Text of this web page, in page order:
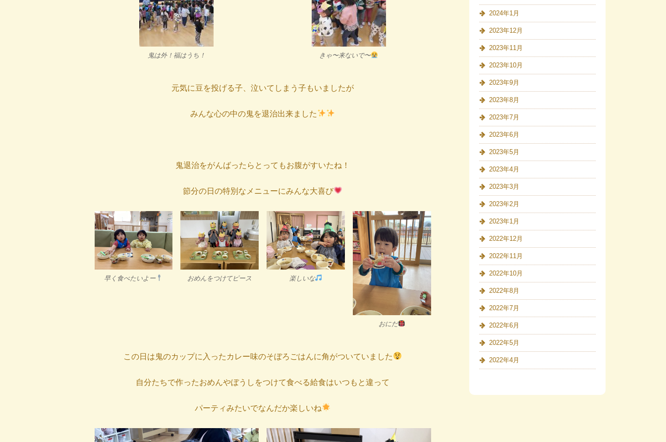
鬼は外！福はうち！ きゃ〜来ないで〜
元気に豆を投げる子、泣いてしまう子もいましたが
みんな心の中の鬼を退治出来ました
鬼退治をがんばったらとってもお腹がすいたね！
節分の日の特別なメニューにみんな大喜び
早く食べたいよー おめんをつけてピース 楽しいな
おにだ
この日は鬼のカップに入ったカレー味のそぼろごはんに角がついていました
自分たちで作ったおめんやぼうしをつけて食べる給食はいつもと違って
パーティみたいでなんだか楽しいね
2024年1月
2023年12月
2023年11月
2023年10月
2023年9月
2023年8月
2023年7月
2023年6月
2023年5月
2023年4月
2023年3月
2023年2月
2023年1月
2022年12月
2022年11月
2022年10月
2022年8月
2022年7月
2022年6月
2022年5月
2022年4月